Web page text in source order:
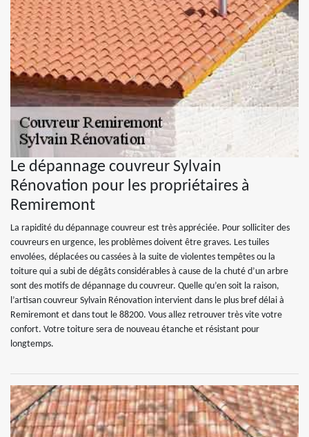
Le dépannage couvreur Sylvain
Rénovation pour les propriétaires à
Remiremont
La rapidité du dépannage couvreur est très appréciée. Pour solliciter des
couvreurs en urgence, les problèmes doivent être graves. Les tuiles
envolées, déplacées ou cassées à la suite de violentes tempêtes ou la
toiture qui a subi de dégâts considérables à cause de la chuté d’un arbre
sont des motifs de dépannage du couvreur. Quelle qu’en soit la raison,
l’artisan couvreur Sylvain Rénovation intervient dans le plus bref délai à
Remiremont et dans tout le 88200. Vous allez retrouver très vite votre
confort. Votre toiture sera de nouveau étanche et résistant pour
longtemps.